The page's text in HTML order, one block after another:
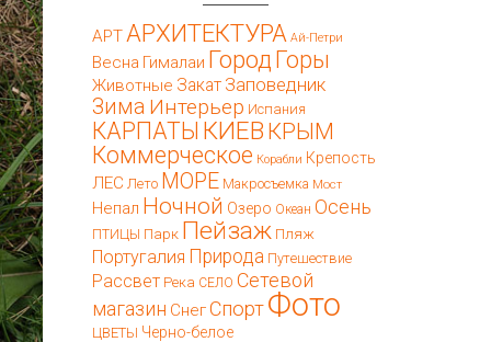
АРТ АРХИТЕКТУРА Ай-Петри
Весна Гималаи Город Горы
Животные Закат Заповедник
Зима Интерьер Испания
КАРПАТЫ КИЕВ КРЫМ
Коммерческое Корабли Крепость
ЛЕС Лето МОРЕ Макросъемка Мост
Непал Ночной Озеро Океан Осень
ПТИЦЫ Парк Пейзаж Пляж
Португалия Природа Путешествие
Рассвет Река СЕЛО Сетевой
магазин СнегСпорт Фото
ЦВЕТЫ Черно-белое